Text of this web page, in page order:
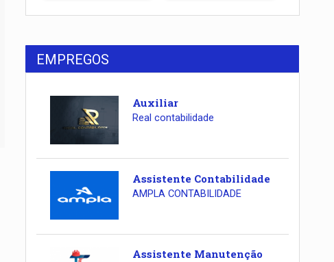
EMPREGOS
Auxiliar
Real contabilidade
Assistente Contabilidade
AMPLA CONTABILIDADE
Assistente Manutenção